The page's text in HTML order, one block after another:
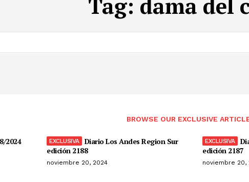
BROWSE OUR EXCLUSIVE
2024
Diario Los Andes Region Sur
edición 2188
noviembre 20, 2024
edición 2187
noviembre 20,